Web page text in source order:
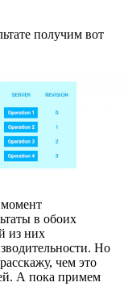
получим вот
в обоих
из них
Но
чем это
А пока примем